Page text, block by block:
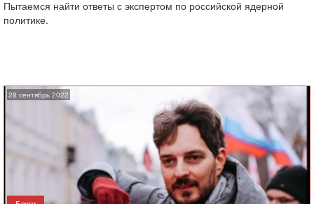
Пытаемся найти ответы с экспертом по российской ядерной
политике.
28 сентябрь 2022